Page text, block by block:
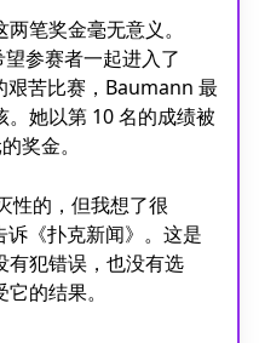
笔奖金毫无意义。
参赛者一起进入了
艰苦比赛，Baumann 最
她以第 10 名的成绩被
奖金。
性的，但我想了很
《扑克新闻》。这是
有犯错误，也没有选
的结果。